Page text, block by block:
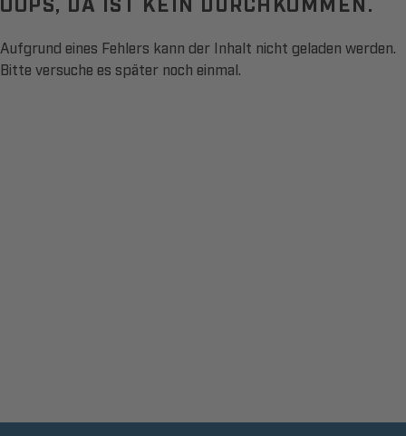
Aufgrund eines Fehlers kann der Inhalt nicht geladen werden.
Bitte versuche es später noch einmal.